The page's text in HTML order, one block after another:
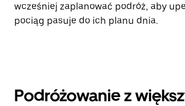
wcześniej zaplanować podróż, aby
pociąg pasuje do ich planu dnia.
Podróżowanie z